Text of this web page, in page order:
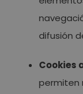
difusión
Cookies
permiten